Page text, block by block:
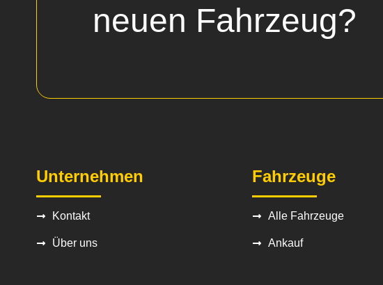
neuen Fahrzeug?
Unternehmen
Kontakt
Über uns
Fahrzeuge
Alle Fahrzeuge
Ankauf